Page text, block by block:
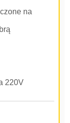
na
220V